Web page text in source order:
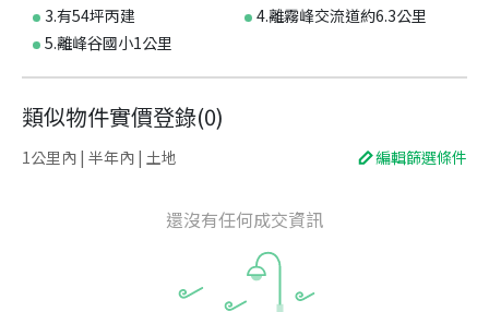
3.有54坪丙建
4.離霧峰交流道約6.3公里
5.離峰谷國小1公里
類似物件實價登錄(0)
1公里內 | 半年內 | 土地 編輯篩選條件
還沒有任何成交資訊